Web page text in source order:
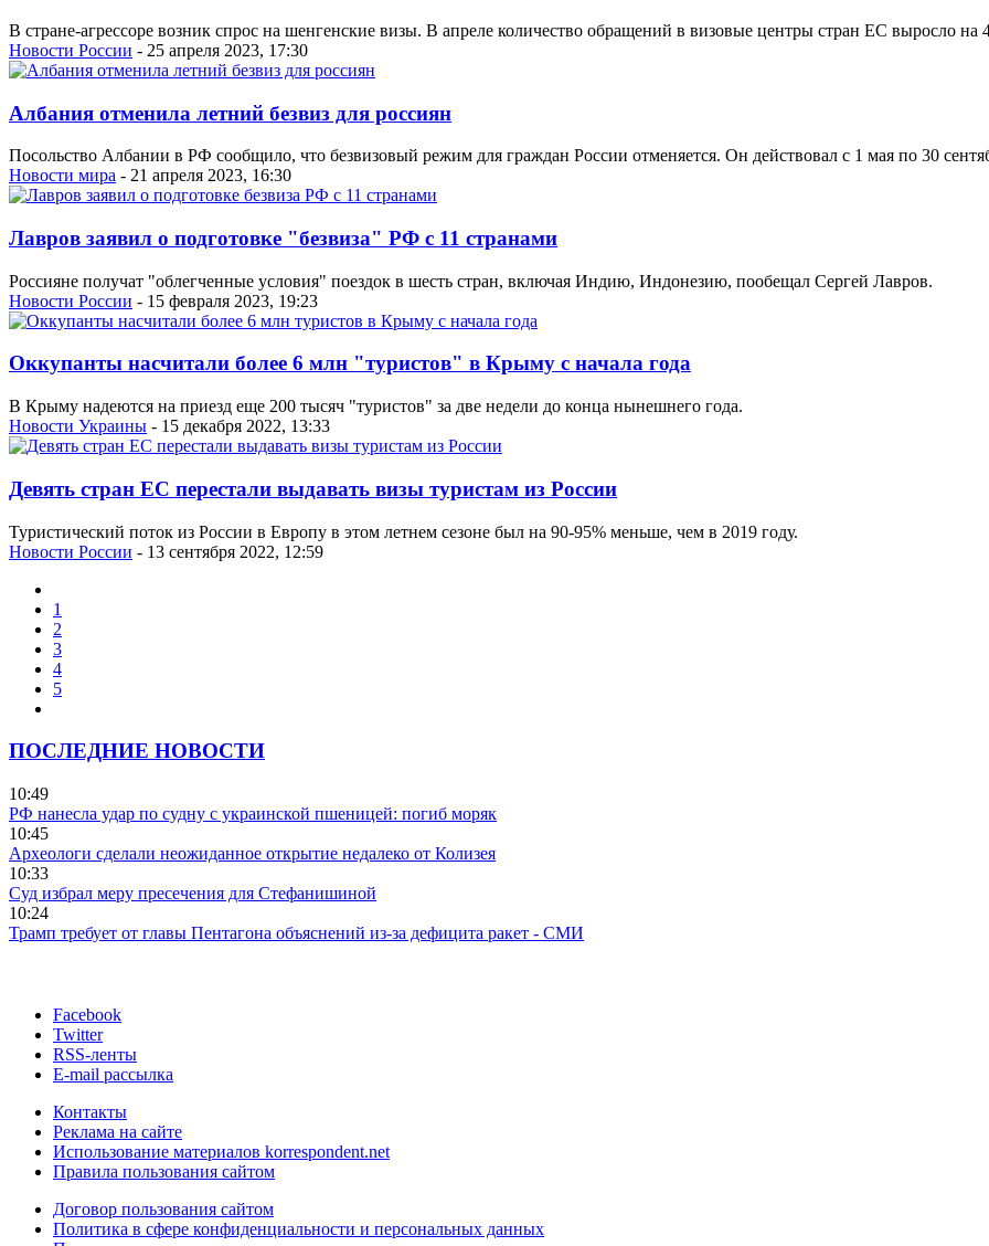
В стране-агрессоре возник спрос на шенгенские визы. В апреле количество обращений в визовые центры стран ЕС выросло на
Новости России - 25 апреля 2023, 17:30
Албания отменила летний безвиз для россиян
Посольство Албании в РФ сообщило, что безвизовый режим для граждан России отменяется. Он действовал с 1 мая по 30
Новости мира - 21 апреля 2023, 16:30
Лавров заявил о подготовке "безвиза" РФ с 11 странами
Россияне получат "облегченные условия" поездок в шесть стран, включая Индию, Индонезию, пообещал Сергей Лавров.
Новости России - 15 февраля 2023, 19:23
Оккупанты насчитали более 6 млн "туристов" в Крыму с начала года
В Крыму надеются на приезд еще 200 тысяч "туристов" за две недели до конца нынешнего года.
Новости Украины - 15 декабря 2022, 13:33
Девять стран ЕС перестали выдавать визы туристам из России
Туристический поток из России в Европу в этом летнем сезоне был на 90-95% меньше, чем в 2019 году.
Новости России - 13 сентября 2022, 12:59
1
2
3
4
5
ПОСЛЕДНИЕ НОВОСТИ
10:49
РФ нанесла удар по судну с украинской пшеницей: погиб моряк
10:45
Археологи сделали неожиданное открытие недалеко от Колизея
10:33
Суд избрал меру пресечения для Стефанишиной
10:24
Трамп требует от главы Пентагона объяснений из-за дефицита ракет - СМИ
Facebook
Twitter
RSS-ленты
E-mail рассылка
Контакты
Реклама на сайте
Использование материалов korrespondent.net
Правила пользования сайтом
Договор пользования сайтом
Политика в сфере конфиденциальности и персональных данных